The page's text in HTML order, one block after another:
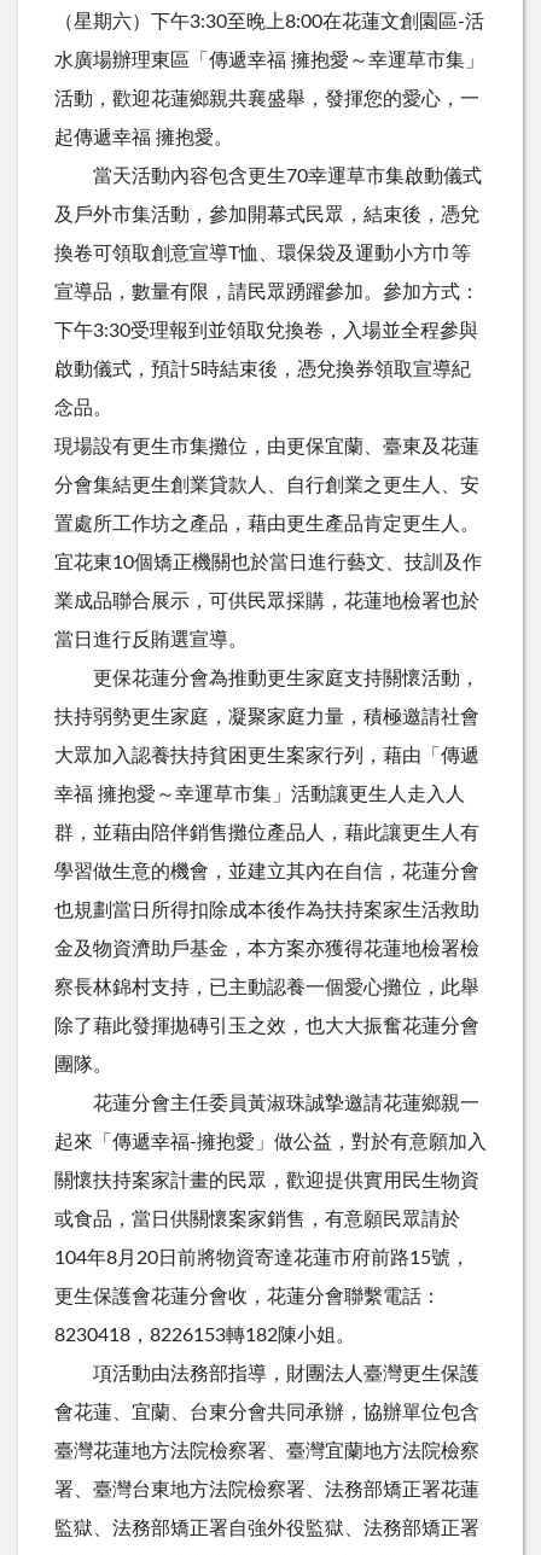
（星期六）下午3:30至晚上8:00在花蓮文創園區-活
水廣場辦理東區「傳遞幸福 擁抱愛～幸運草市集」
活動，歡迎花蓮鄉親共襄盛舉，發揮您的愛心，一
起傳遞幸福 擁抱愛。
當天活動內容包含更生70幸運草市集啟動儀式
及戶外市集活動，參加開幕式民眾，結束後，憑兌
換卷可領取創意宣導T恤、環保袋及運動小方巾等
宣導品，數量有限，請民眾踴躍參加。參加方式：
下午3:30受理報到並領取兌換卷，入場並全程參與
啟動儀式，預計5時結束後，憑兌換券領取宣導紀
念品。
現場設有更生市集攤位，由更保宜蘭、臺東及花蓮
分會集結更生創業貸款人、自行創業之更生人、安
置處所工作坊之產品，藉由更生產品肯定更生人。
宜花東10個矯正機關也於當日進行藝文、技訓及作
業成品聯合展示，可供民眾採購，花蓮地檢署也於
當日進行反賄選宣導。
更保花蓮分會為推動更生家庭支持關懷活動，
扶持弱勢更生家庭，凝聚家庭力量，積極邀請社會
大眾加入認養扶持貧困更生案家行列，藉由「傳遞
幸福 擁抱愛～幸運草市集」活動讓更生人走入人
群，並藉由陪伴銷售攤位產品人，藉此讓更生人有
學習做生意的機會，並建立其內在自信，花蓮分會
也規劃當日所得扣除成本後作為扶持案家生活救助
金及物資濟助戶基金，本方案亦獲得花蓮地檢署檢
察長林錦村支持，已主動認養一個愛心攤位，此舉
除了藉此發揮拋磚引玉之效，也大大振奮花蓮分會
團隊。
花蓮分會主任委員黃淑珠誠摯邀請花蓮鄉親一
起來「傳遞幸福-擁抱愛」做公益，對於有意願加入
關懷扶持案家計畫的民眾，歡迎提供實用民生物資
或食品，當日供關懷案家銷售，有意願民眾請於
104年8月20日前將物資寄達花蓮市府前路15號，
更生保護會花蓮分會收，花蓮分會聯繫電話：
8230418，8226153轉182陳小姐。
項活動由法務部指導，財團法人臺灣更生保護
會花蓮、宜蘭、台東分會共同承辦，協辦單位包含
臺灣花蓮地方法院檢察署、臺灣宜蘭地方法院檢察
署、臺灣台東地方法院檢察署、法務部矯正署花蓮
監獄、法務部矯正署自強外役監獄、法務部矯正署